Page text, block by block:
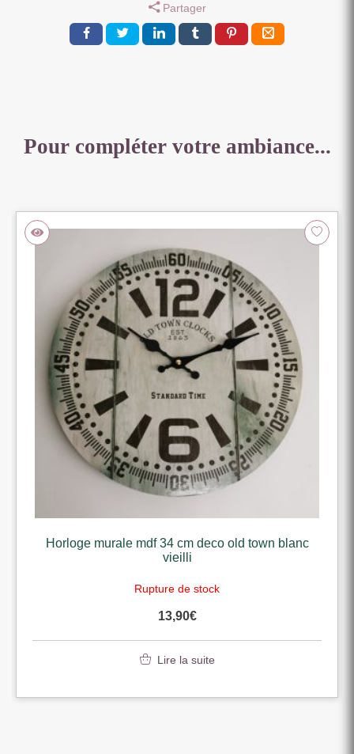
Partager
Pour compléter votre ambiance...
Horloge murale mdf 34 cm deco old town blanc
vieilli
Rupture de stock
13,90€
Lire la suite